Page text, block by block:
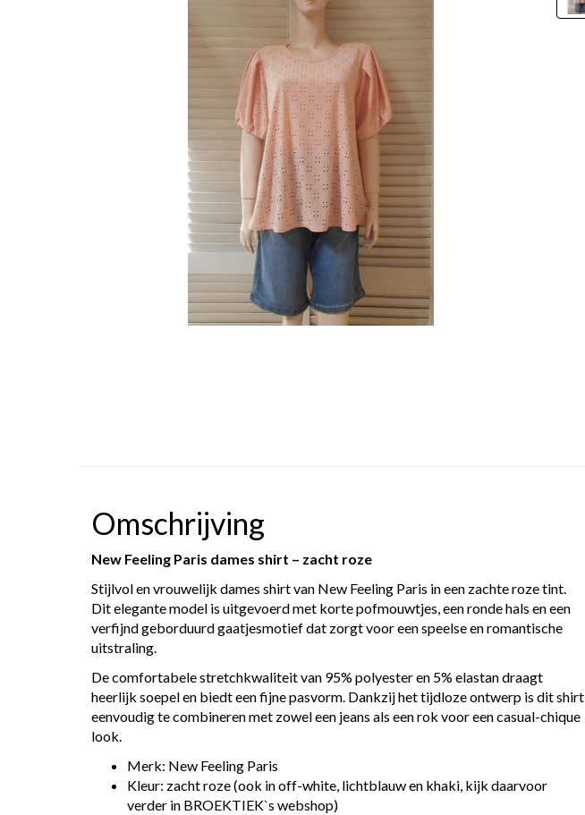
Omschrijving
New Feeling Paris dames shirt – zacht roze
Stijlvol en vrouwelijk dames shirt van New Feeling Paris in een zachte roze tint.
Dit elegante model is uitgevoerd met korte pofmouwtjes, een ronde hals en een
verfijnd geborduurd gaatjesmotief dat zorgt voor een speelse en romantische
uitstraling.
De comfortabele stretchkwaliteit van 95% polyester en 5% elastan draagt
heerlijk soepel en biedt een fijne pasvorm. Dankzij het tijdloze ontwerp is dit shirt
eenvoudig te combineren met zowel een jeans als een rok voor een casual-chique
look.
Merk: New Feeling Paris
Kleur: zacht roze (ook in off-white, lichtblauw en khaki, kijk daarvoor
verder in BROEKTIEK`s webshop)